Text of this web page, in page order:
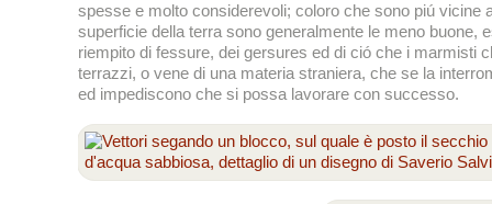
spesse e molto considerevoli; coloro che sono piú vicine
superficie della terra sono generalmente le meno buone,
riempito di fessure, dei gersures ed di ció che i marmisti
terrazzi, o vene di una materia straniera, che se la
ed impediscono che si possa lavorare con successo.